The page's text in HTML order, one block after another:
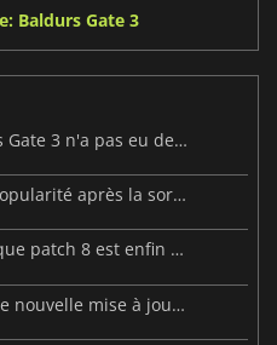
Baldurs Gate 3
Découvrez pourquoi Baldur's Gate 3 n'a pas eu de DLC après sa sortie.
Baldur's Gate 3 explose en popularité après la sortie du très attendu Patch 8
Baldur's Gate 3 : le gigantesque patch 8 est enfin disponible
Baldur's Gate III présente une nouvelle mise à jour passionnante dans le patch 8